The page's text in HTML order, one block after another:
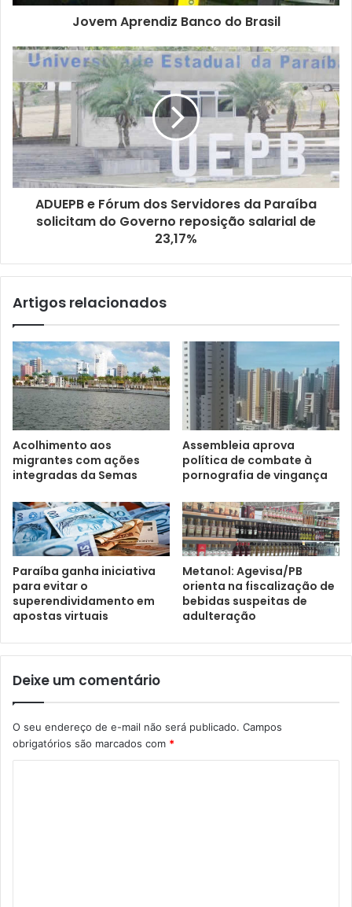
d
e
m
a
i
l
Jovem Aprendiz Banco do Brasil
ADUEPB e Fórum dos Servidores da Paraíba
solicitam do Governo reposição salarial de
23,17%
Artigos relacionados
Acolhimento aos
migrantes com ações
integradas da Semas
Assembleia aprova
política de combate à
pornografia de vingança
Paraíba ganha iniciativa
para evitar o
superendividamento em
apostas virtuais
Metanol: Agevisa/PB
orienta na fiscalização de
bebidas suspeitas de
adulteração
Deixe um comentário
O seu endereço de e-mail não será publicado. Campos
obrigatórios são marcados com *